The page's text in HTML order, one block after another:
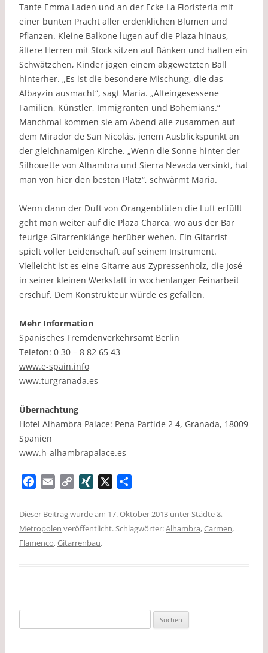
Tante Emma Laden und an der Ecke La Floristeria mit
einer bunten Pracht aller erdenklichen Blumen und
Pflanzen. Kleine Balkone lugen auf die Plaza hinaus,
ältere Herren mit Stock sitzen auf Bänken und halten ein
Schwätzchen, Kinder jagen einem abgewetzten Ball
hinterher. „Es ist die besondere Mischung, die das
Albayzin ausmacht“, sagt Maria. „Alteingesessene
Familien, Künstler, Immigranten und Bohemians.“
Manchmal kommen sie am Abend alle zusammen auf
dem Mirador de San Nicolás, jenem Ausblickspunkt an
der gleichnamigen Kirche. „Wenn die Sonne hinter der
Silhouette von Alhambra und Sierra Nevada versinkt, hat
man von hier den besten Platz“, schwärmt Maria.
Wenn dann der Duft von Orangenblüten die Luft erfüllt
geht man weiter auf die Plaza Charca, wo aus der Bar
feurige Gitarrenklänge herüber wehen. Ein Gitarrist
spielt voller Leidenschaft auf seinem Instrument.
Vielleicht ist es eine Gitarre aus Zypressenholz, die José
in seiner kleinen Werkstatt in wochenlanger Feinarbeit
erschuf. Dem Konstrukteur würde es gefallen.
Mehr Information
Spanisches Fremdenverkehrsamt Berlin
Telefon: 0 30 – 8 82 65 43
www.e-spain.info
www.turgranada.es
Übernachtung
Hotel Alhambra Palace: Pena Partide 2 4, Granada, 18009
Spanien
www.h-alhambrapalace.es
c
e
b
a
i
p
y
L
N
G
i
l
Dieser Beitrag wurde am 17. Oktober 2013 unterStädte &
Metropolen veröffentlicht. Schlagwörter:Alhambra,Carmen,
Flamenco,Gitarrenbau.
nach: